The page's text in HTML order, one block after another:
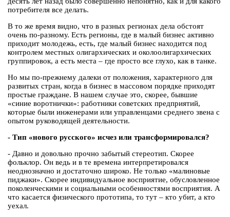
потребителя все делать.
В то же время видно, что в разных регионах дела обстоят
очень по-разному. Есть регионы, где в малый бизнес активно
приходит молодежь, есть, где малый бизнес находится под
контролем местных олигархических и околоолигархических
группировок, а есть места – где просто все глухо, как в танке.
Но мы по-прежнему далеки от положения, характерного для
развитых стран, когда в бизнес в массовом порядке приходят
простые граждане. В нашем случае это, скорее, бывшие
«синие воротнички»: работники советских предприятий,
которые были инженерами или управленцами среднего звена с
опытом руководящей деятельности.
- Тип «нового русского» исчез или трансформировался?
- Давно и довольно прочно забытый стереотип. Скорее
фольклор. Он ведь и в те времена интерпретировался
неоднозначно и достаточно широко. Не только «малиновые
пиджаки». Скорее индивидуальное восприятие, обусловленное
поколенческими и социальными особенностями восприятия. А
что касается физического прототипа, то тут – кто убит, а кто
уехал.